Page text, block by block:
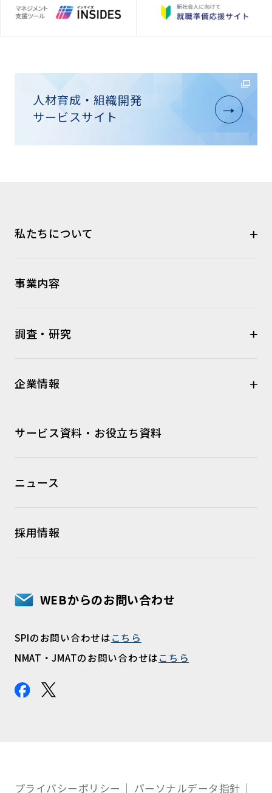
人材育成・組織開発
サービスサイト
私たちについて
事業内容
調査・研究
企業情報
サービス資料・お役立ち資料
ニュース
採用情報
WEBからのお問い合わせ
SPIのお問い合わせはこちら
NMAT・JMATのお問い合わせはこちら
プライバシーポリシー パーソナルデータ指針